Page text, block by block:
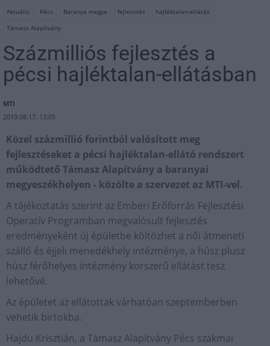
Aktuális Pécs Baranya megye fejlesztés
hajléktalan-ellátás
Támasz Alapítvány
Százmilliós fejlesztés a
pécsi hajléktalan-ellátásban
MTI
2019.08.17. 13:05
Közel százmillió forintból valósított meg
fejlesztéseket a pécsi hajléktalan-ellátó rendszert
működtető Támasz Alapítvány a baranyai
megyeszékhelyen - közölte a szervezet az MTI-vel.
A tájékoztatás szerint az Emberi Erőforrás Fejlesztési
Operatív Programban megvalósult fejlesztés
eredményeként új épületbe költözhet a női átmeneti
szálló és éjjeli menedékhely intézménye, a húsz plusz
húsz férőhelyes intézmény korszerű ellátást tesz
lehetővé.
Az épületet az ellátottak várhatóan szeptemberben
vehetik birtokba.
Hajdu Krisztián, a Támasz Alapítvány Pécs szakmai